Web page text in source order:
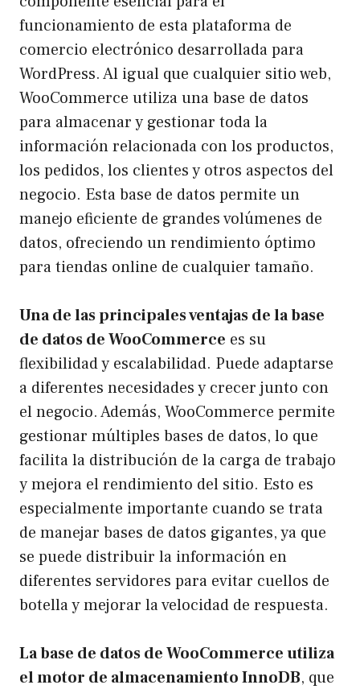
funcionamiento de esta plataforma de
comercio electrónico desarrollada para
WordPress. Al igual que cualquier sitio web,
WooCommerce utiliza una base de datos
para almacenar y gestionar toda la
información relacionada con los productos,
los pedidos, los clientes y otros aspectos del
negocio. Esta base de datos permite un
manejo eficiente de grandes volúmenes de
datos, ofreciendo un rendimiento óptimo
para tiendas online de cualquier tamaño.
Una de las principales ventajas de la base
de datos de WooCommerce es su
flexibilidad y escalabilidad. Puede adaptarse
a diferentes necesidades y crecer junto con
el negocio. Además, WooCommerce permite
gestionar múltiples bases de datos, lo que
facilita la distribución de la carga de trabajo
y mejora el rendimiento del sitio. Esto es
especialmente importante cuando se trata
de manejar bases de datos gigantes, ya que
se puede distribuir la información en
diferentes servidores para evitar cuellos de
botella y mejorar la velocidad de respuesta.
La base de datos de WooCommerce utiliza
el motor de almacenamiento InnoDB, que